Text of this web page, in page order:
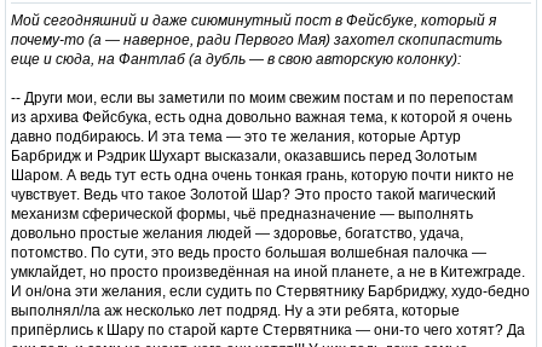
Мой сегодняшний и даже сиюминутный пост в Фейсбуке, который я
почему-то (а — наверное, ради Первого Мая) захотел скопипастить
еще и сюда, на Фантлаб (а дубль — в свою авторскую колонку):
-- Други мои, если вы заметили по моим свежим постам и по перепостам
из архива Фейсбука, есть одна довольно важная тема, к которой я очень
давно подбираюсь. И эта тема — это те желания, которые Артур
Барбридж и Рэдрик Шухарт высказали, оказавшись перед Золотым
Шаром. А ведь тут есть одна очень тонкая грань, которую почти никто не
чувствует. Ведь что такое Золотой Шар? Это просто такой магический
механизм сферической формы, чьё предназначение — выполнять
довольно простые желания людей — здоровье, богатство, удача,
потомство. По сути, это ведь просто большая волшебная палочка —
умклайдет, но просто произведённая на иной планете, а не в Китежграде.
И он/она эти желания, если судить по Стервятнику Барбриджу, худо-бедно
выполнял/ла аж несколько лет подряд. Ну а эти ребята, которые
припёрлись к Шару по старой карте Стервятника — они-то чего хотят? Да